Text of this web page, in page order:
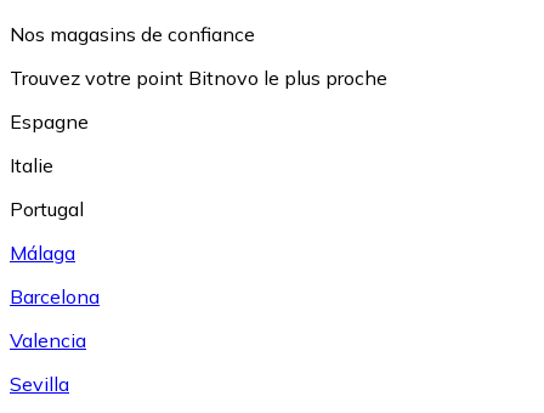
Nos magasins de confiance
Trouvez votre point Bitnovo le plus proche
Espagne
Italie
Portugal
Málaga
Barcelona
Valencia
Sevilla